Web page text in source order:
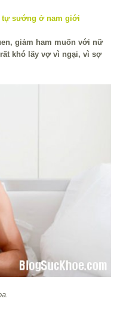
giảm ham muốn với nữ
khó lấy vợ vì ngại, vì sợ